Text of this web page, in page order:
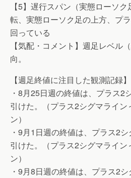
【5】遅行スパン（実態ローソ
転、実態ローソク足の上方、プ
回っている
【気配・コメント】週足レベル
向。
【週足終値に注目した観測記録】
・8月25日週の終値は、プラス2
引けた。（プラス2シグマライン
ン）
・9月1日週の終値は、プラス2
引けた。（プラス2シグマライン
ン）
・9月8日週の終値は、プラス2